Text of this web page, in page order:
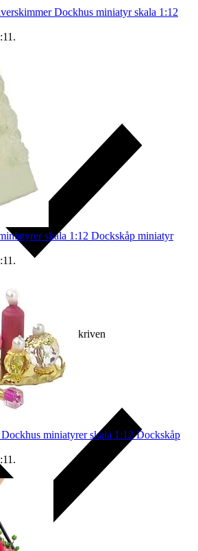
inte är som beskriven
Dockhus miniatyr skala 1:12
.
skala 1:12 Dockskåp miniatyr
.
miniatyrer skala 1:12 Dockskåp
.